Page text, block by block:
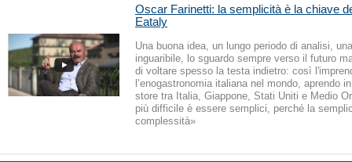
Oscar Farinetti: la semplicità è la chiave
Eataly
Una buona idea, un lungo periodo di analisi,
inguaribile, lo sguardo sempre verso il futuro
di voltare spesso la testa indietro: così
l’enogastronomia italiana nel mondo, aprendo
store tra Italia, Giappone, Stati Uniti e Medio
più difficile è essere semplici, perché la
complessità»